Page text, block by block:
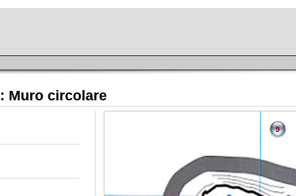
: Muro circolare
9